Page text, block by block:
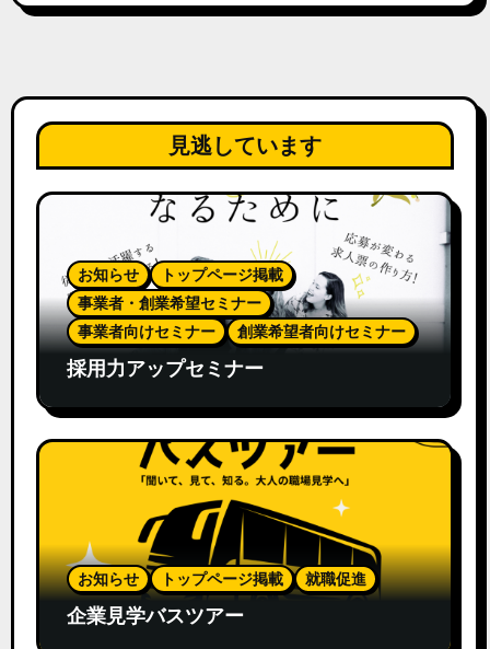
見逃しています
お知らせ
トップページ掲載
事業者・創業希望セミナー
事業者向けセミナー
創業希望者向けセミナー
採用力アップセミナー
お知らせ トップページ掲載 就職促進
企業見学バスツアー